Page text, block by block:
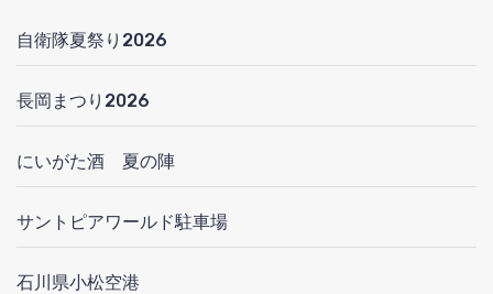
自衛隊夏祭り2026
長岡まつり2026
にいがた酒 夏の陣
サントピアワールド駐車場
石川県小松空港